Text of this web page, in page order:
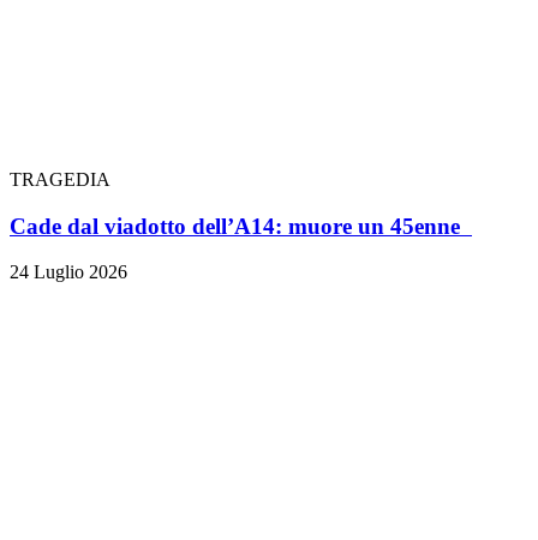
TRAGEDIA
Cade dal viadotto dell’A14: muore un 45enne
24 Luglio 2026